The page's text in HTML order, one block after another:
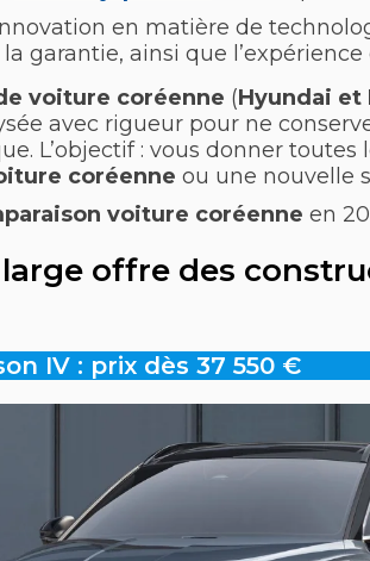
en matière de
garantie, ainsi que
voiture coréenne (Hyundai et
avec rigueur pour ne
L’objectif : vous donner
coréenne ou une nouvelle
voiture coréenne en
large offre des
IV : prix dès 37 550 €